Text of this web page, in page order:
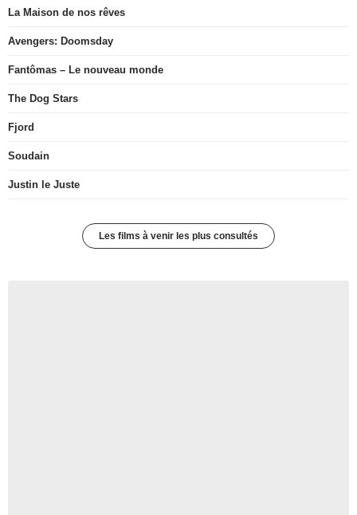
La Maison de nos rêves
Avengers: Doomsday
Fantômas – Le nouveau monde
The Dog Stars
Fjord
Soudain
Justin le Juste
Les films à venir les plus consultés